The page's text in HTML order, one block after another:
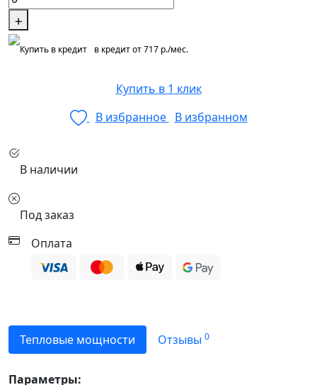
в кредит от 717 р./мес.
Купить в 1 клик
В избранное
В избранном
В наличии
Под заказ
Оплата
Тепловые мощности Отзывы 0
Параметры: